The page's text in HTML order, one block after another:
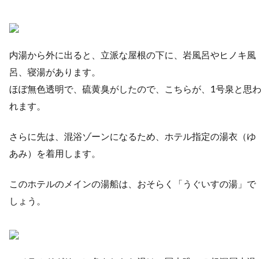
内湯から外に出ると、立派な屋根の下に、岩風呂やヒノキ風
呂、寝湯があります。
ほぼ無色透明で、硫黄臭がしたので、こちらが、1号泉と思わ
れます。
さらに先は、混浴ゾーンになるため、ホテル指定の湯衣（ゆ
あみ）を着用します。
このホテルのメインの湯船は、おそらく「うぐいすの湯」で
しょう。